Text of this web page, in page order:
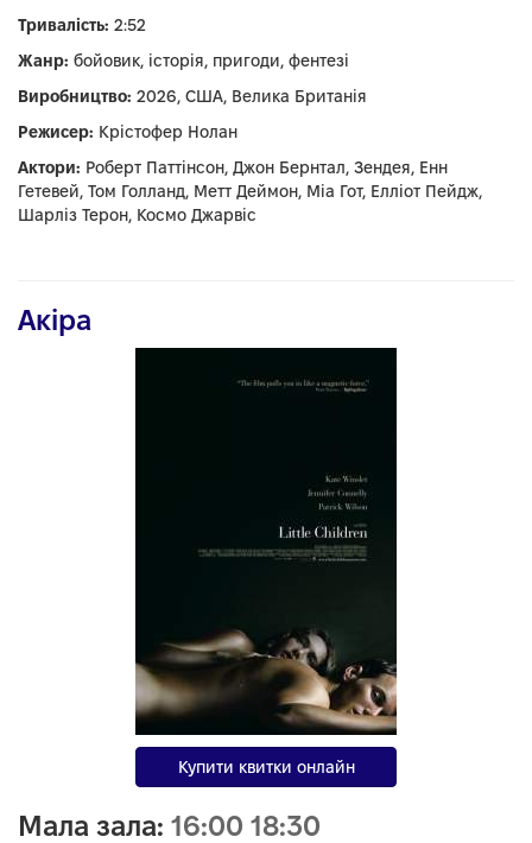
Тривалість: 2:52
Жанр: бойовик, історія, пригоди, фентезі
Виробництво: 2026, США, Велика Британія
Режисер: Крістофер Нолан
Актори: Роберт Паттінсон, Джон Бернтал, Зендея, Енн
Гетевей, Том Голланд, Метт Деймон, Міа Гот, Елліот Пейдж,
Шарліз Терон, Космо Джарвіс
Акіра
Купити квитки онлайн
Мала зала: 16:00 18:30